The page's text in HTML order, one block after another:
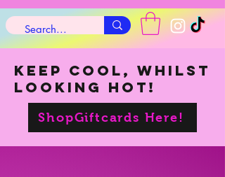
KEEP COOL, WHILST
LOOKING HOT!
ShopGiftcards Here!